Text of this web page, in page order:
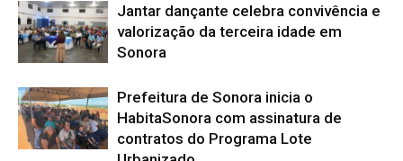
Jantar dançante celebra convivência e
valorização da terceira idade em
Sonora
Prefeitura de Sonora inicia o
HabitaSonora com assinatura de
contratos do Programa Lote